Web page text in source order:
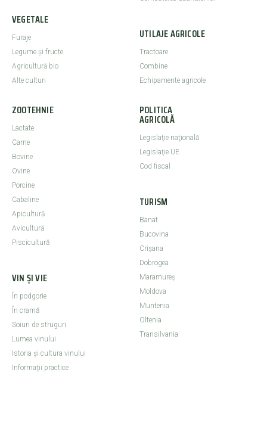
VEGETALE
Furaje
Legume şi fructe
Agricultură bio
Alte culturi
UTILAJE AGRICOLE
Tractoare
Combine
Echipamente agricole
ZOOTEHNIE
Lactate
Carne
Bovine
Ovine
Porcine
Cabaline
Apicultură
Avicultură
Piscicultură
VIN ȘI VIE
În podgorie
În cramă
Soiuri de struguri
Lumea vinului
Istoria şi cultura vinului
Informaţii practice
POLITICA
AGRICOLĂ
Legislaţie naţională
Legislaţie UE
Cod fiscal
TURISM
Banat
Bucovina
Crişana
Dobrogea
Maramureş
Moldova
Muntenia
Oltenia
Transilvania